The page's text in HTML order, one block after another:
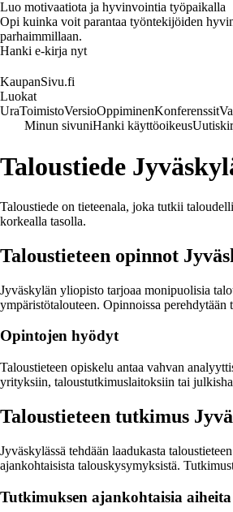
Luo motivaatiota ja hyvinvointia työpaikalla
Opi kuinka voit parantaa työntekijöiden
parhaimmillaan.
Hanki e-kirja nyt
KaupanSivu.fi
Luokat
UraToimistoVersioOppiminenKonferenssit
Minun sivuniHanki käyttöoikeus
Taloustiede
Taloustiede on tieteenala, joka tutkii
korkealla tasolla.
Taloustieteen opinnot
Jyväskylän yliopisto tarjoaa monipuolisia
ympäristötalouteen. Opinnoissa
Opintojen hyödyt
Taloustieteen opiskelu antaa vahvan
yrityksiin, taloustutkimuslaitoksiin tai
Taloustieteen tutkimus
Jyväskylässä tehdään laadukasta
ajankohtaisista talouskysymyksistä.
Tutkimuksen ajankohtaisia aiheita